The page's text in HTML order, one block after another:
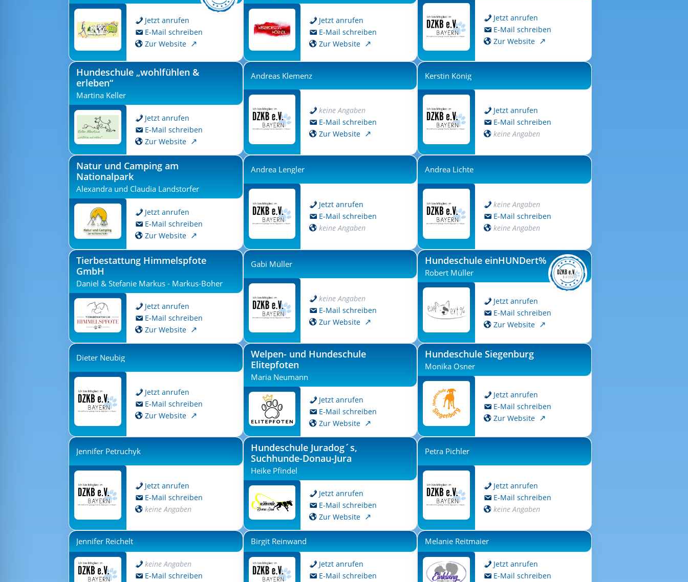
Jetzt anrufen
E-Mail schreiben
Zur Website
Jetzt anrufen
E-Mail schreiben
Zur Website
Jetzt anrufen
E-Mail schreiben
Zur Website
Hundeschule „wohlfühlen &
erleben“
Martina Keller
Jetzt anrufen
E-Mail schreiben
Zur Website
Andreas Klemenz
keine Angaben
E-Mail schreiben
Zur Website
Kerstin König
Jetzt anrufen
E-Mail schreiben
keine Angaben
Natur und Camping am
Nationalpark
Alexandra und Claudia Landstorfer
Jetzt anrufen
E-Mail schreiben
Zur Website
Andrea Lengler
Jetzt anrufen
E-Mail schreiben
keine Angaben
Andrea Lichte
keine Angaben
E-Mail schreiben
keine Angaben
Tierbestattung Himmelspfote
GmbH
Daniel & Stefanie Markus - Markus-Boher
Jetzt anrufen
E-Mail schreiben
Zur Website
Gabi Müller
keine Angaben
E-Mail schreiben
Zur Website
Hundeschule einHUNDert%
Robert Müller
Jetzt anrufen
E-Mail schreiben
Zur Website
Dieter Neubig
Jetzt anrufen
E-Mail schreiben
Zur Website
Welpen- und Hundeschule
Elitepfoten
Maria Neumann
Jetzt anrufen
E-Mail schreiben
Zur Website
Hundeschule Siegenburg
Monika Osner
Jetzt anrufen
E-Mail schreiben
Zur Website
Jennifer Petruchyk
Jetzt anrufen
E-Mail schreiben
keine Angaben
Hundeschule Juradog´s,
Suchhunde-Donau-Jura
Heike Pfindel
Jetzt anrufen
E-Mail schreiben
Zur Website
Petra Pichler
Jetzt anrufen
E-Mail schreiben
keine Angaben
Jennifer Reichelt
keine Angaben
E-Mail schreiben
Birgit Reinwand
Jetzt anrufen
E-Mail schreiben
Melanie Reitmaier
Jetzt anrufen
E-Mail schreiben